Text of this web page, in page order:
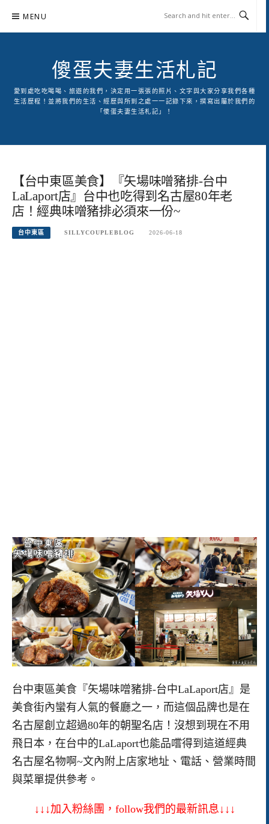
content
MENU
傻蛋夫妻生活札記
愛到處吃吃喝喝、旅遊的我們，決定用一張張的照片、文字與大家分享我們各種
生活歷程！並將我們的生活、經歷與所到之處一一記錄下來，撰寫出屬於我們的
「傻蛋夫妻生活札記」！
【台中東區美食】『矢場味噌豬排-台中
LaLaport店』台中也吃得到名古屋80年老
店！經典味噌豬排必須來一份~
台中東區 SILLYCOUPLEBLOG 2026-06-18
台中東區美食『矢場味噌豬排-台中LaLaport店』是
美食街內蠻有人氣的餐廳之一，而這個品牌也是在
名古屋創立超過80年的朝聖名店！沒想到現在不用
飛日本，在台中的LaLaport也能品嚐得到這道經典
名古屋名物啊~文內附上店家地址、電話、營業時間
與菜單提供參考。
↓↓↓加入粉絲團，follow我們的最新訊息↓↓↓